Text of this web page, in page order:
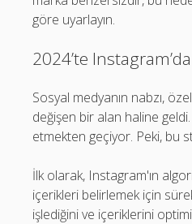
göre uyarlayın.
2024’te
Sosyal medyanın nabzı,
değişen bir alan haline
etmekten geçiyor. Peki, bu
İlk olarak, Instagram'ın
içerikleri belirlemek için
işlediğini ve içeriklerini